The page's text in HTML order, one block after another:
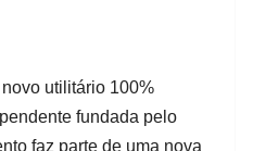
utilitário 100%
fundada pelo
faz parte de uma nova